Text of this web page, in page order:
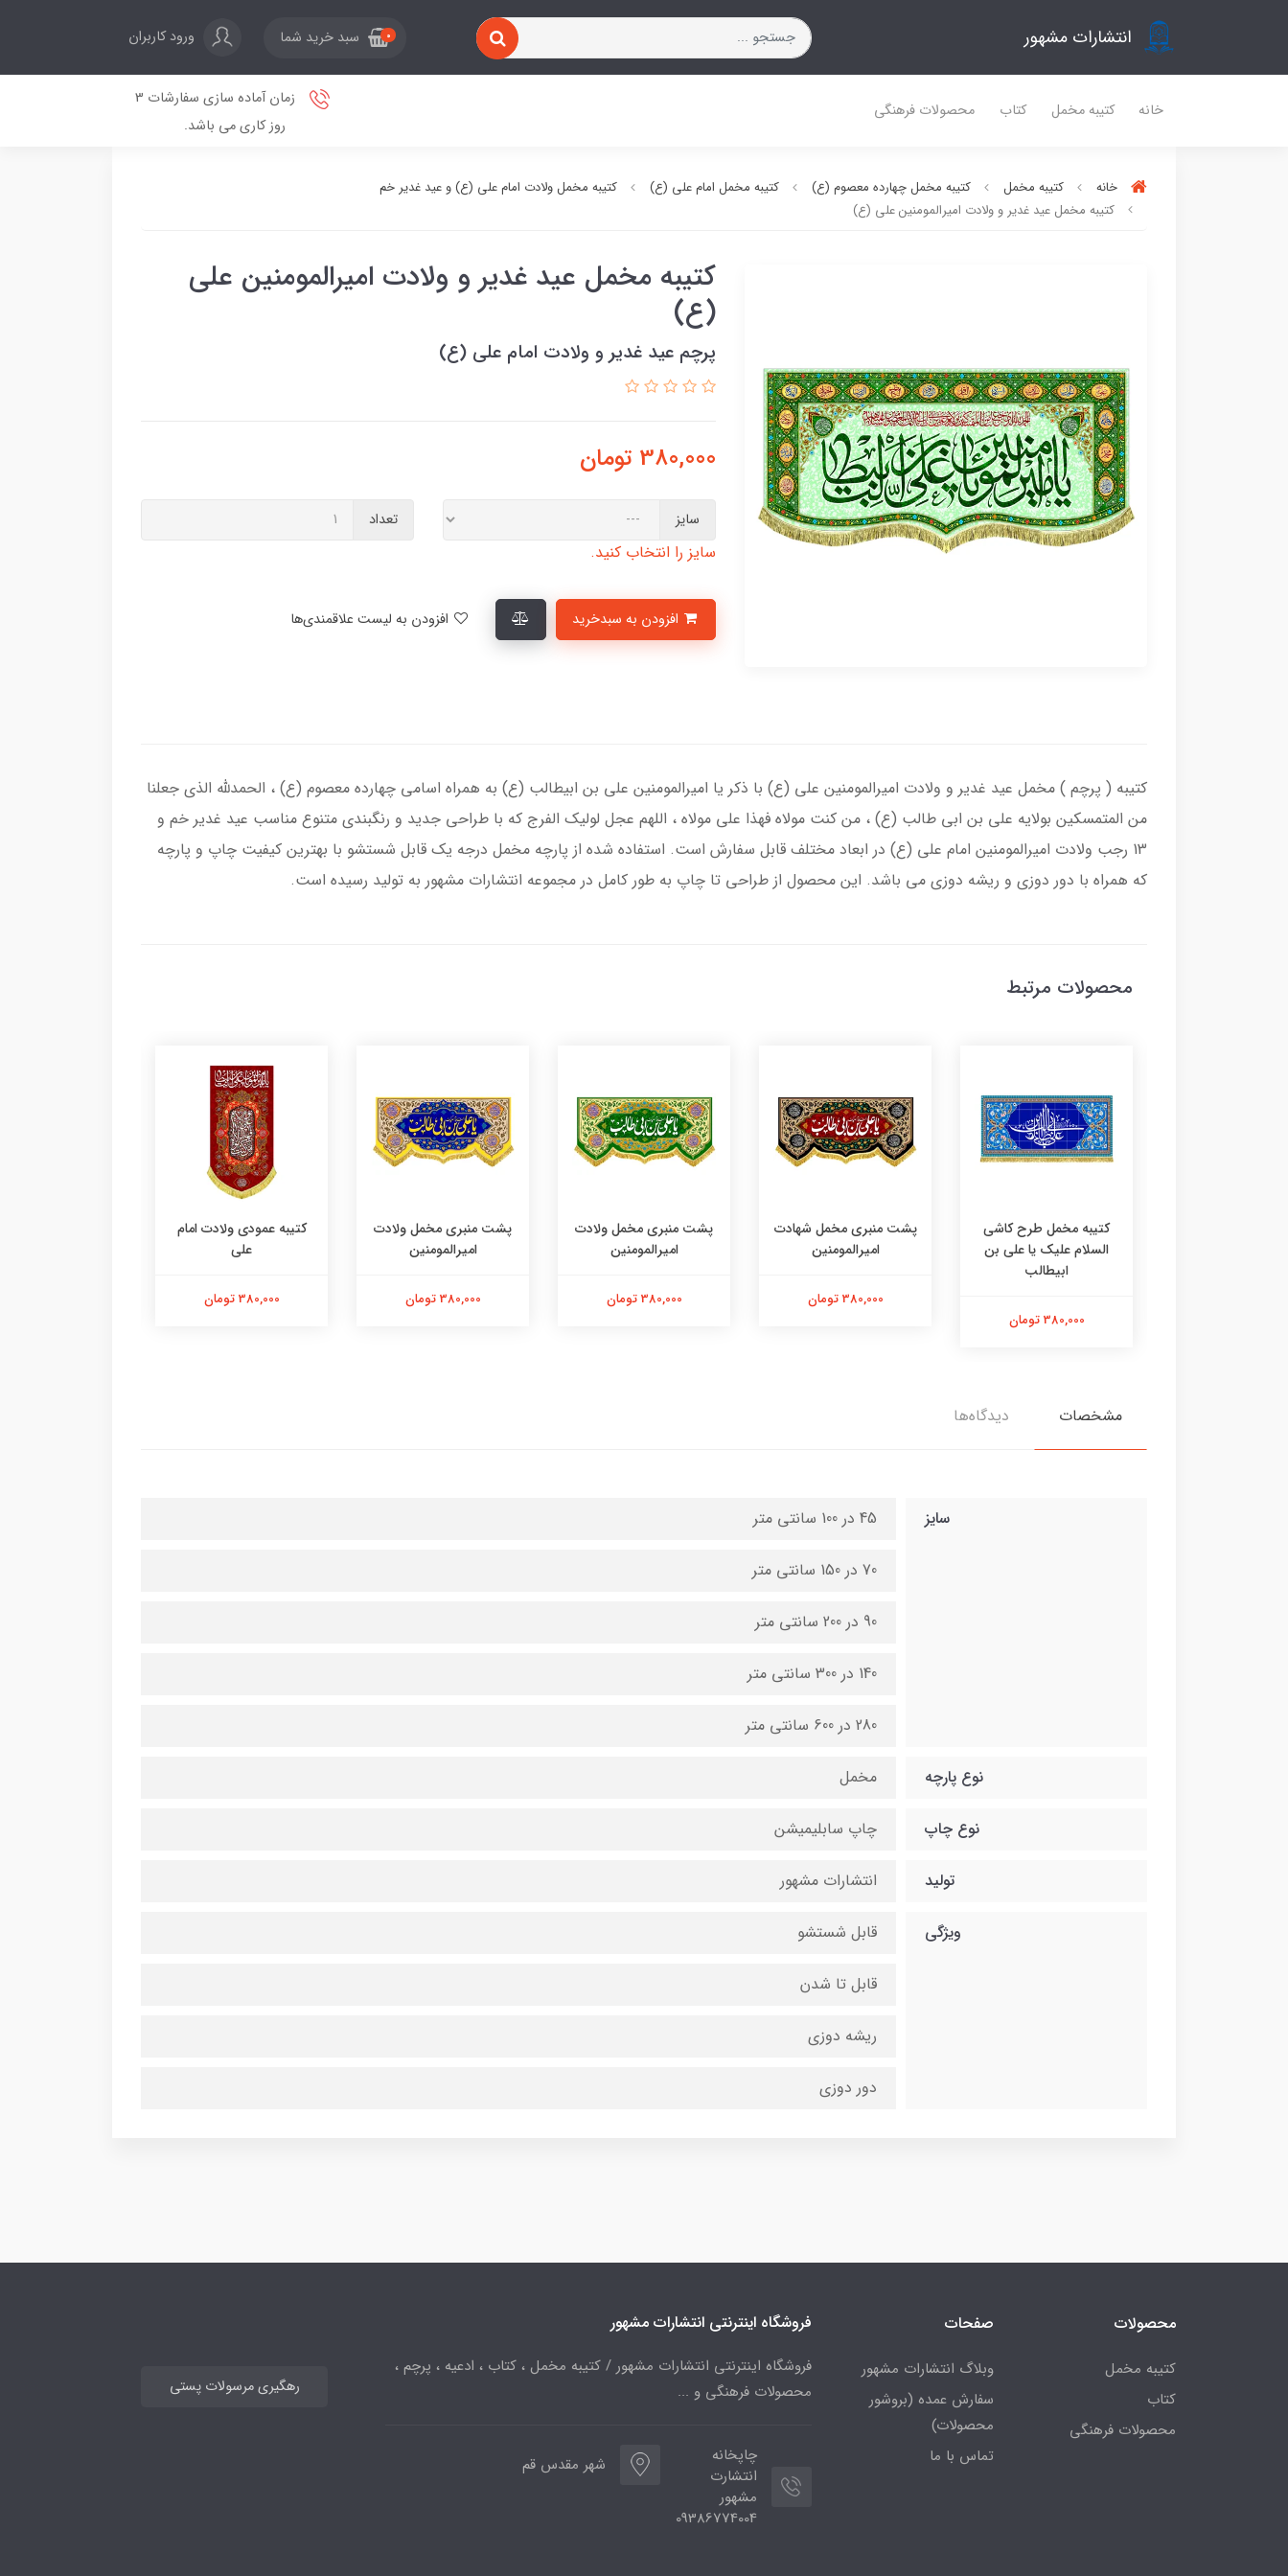
انتشارات مشهور 0 سبد خرید شما ورود کاربران
خانه کتیبه مخمل کتاب محصولات فرهنگی
زمان آماده سازی سفارشات 3
روز کاری می باشد.
خانه کتیبه مخمل کتیبه مخمل چهارده معصوم (ع) کتیبه مخمل امام علی (ع)
کتیبه مخمل ولادت امام علی (ع) و عید غدیر خم
کتیبه مخمل عید غدیر و ولادت امیرالمومنین علی (ع)
کتیبه مخمل عید غدیر و ولادت امیرالمومنین علی
(ع)
پرچم عید غدیر و ولادت امام علی (ع)
380,000 تومان
سایز
سایز را انتخاب کنید.
تعداد
کتیبه ( پرچم ) مخمل عید غدیر و ولادت امیرالمومنین علی (ع) با ذکر یا امیرالمومنین علی بن ابیطالب (ع) به همراه اسامی چهارده معصوم (ع) ، الحمدلله الذی جعلنا
من المتمسکین بولایه علی بن ابی طالب (ع) ، من کنت مولاه فهذا علی مولاه ، اللهم عجل لولیک الفرج که با طراحی جدید و رنگبندی متنوع مناسب عید غدیر خم و
13 رجب ولادت امیرالمومنین امام علی (ع) در ابعاد مختلف قابل سفارش است. استفاده شده از پارچه مخمل درجه یک قابل شستشو با بهترین کیفیت چاپ و پارچه
که همراه با دور دوزی و ریشه دوزی می باشد. این محصول از طراحی تا چاپ به طور کامل در مجموعه انتشارات مشهور به تولید رسیده است.
محصولات مرتبط
کتیبه مخمل طرح کاشی
السلام علیک یا علی بن
ابیطالب
380,000 تومان
پشت منبری مخمل شهادت
امیرالمومنین
380,000 تومان
پشت منبری مخمل ولادت
امیرالمومنین
380,000 تومان
پشت منبری مخمل ولادت
امیرالمومنین
380,000 تومان
کتیبه عمودی ولادت امام
علی
380,000 تومان
مشخصات دیدگاه‌ها
سایز 45 در 100 سانتی متر
70 در 150 سانتی متر
90 در 200 سانتی متر
140 در 300 سانتی متر
280 در 600 سانتی متر
نوع پارچه مخمل
نوع چاپ چاپ سابلیمیشن
تولید انتشارات مشهور
ویژگی قابل شستشو
قابل تا شدن
ریشه دوزی
دور دوزی
محصولات
کتیبه مخمل
کتاب
محصولات فرهنگی
صفحات
وبلاگ انتشارات مشهور
سفارش عمده (بروشور
محصولات)
تماس با ما
فروشگاه اینترنتی انتشارات مشهور
فروشگاه اینترنتی انتشارات مشهور / کتیبه مخمل ، کتاب ، ادعیه ، پرچم ،
محصولات فرهنگی و ...
چاپخانه
انتشارت
مشهور
09386774004
شهر مقدس قم
رهگیری مرسولات پستی